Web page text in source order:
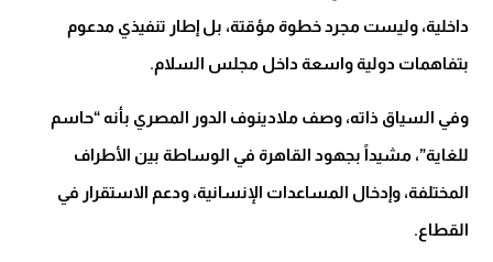
داخلية، وليست مجرد خطوة مؤقتة، بل إطار تنفيذي مدعوم
بتفاهمات دولية واسعة داخل مجلس السلام.
وفي السياق ذاته، وصف ملادينوف الدور المصري بأنه “حاسم
للغاية”، مشيداً بجهود القاهرة في الوساطة بين الأطراف
المختلفة، وإدخال المساعدات الإنسانية، ودعم الاستقرار في
القطاع.